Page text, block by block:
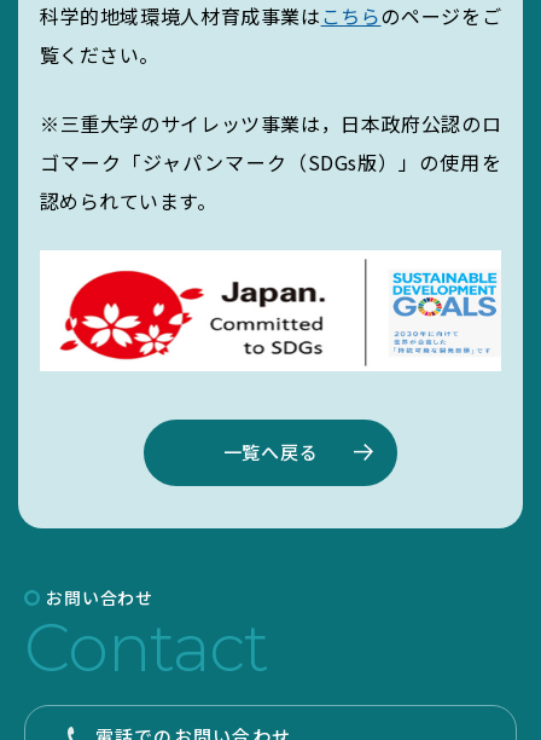
科学的地域環境人材育成事業は こちらのページをご
覧ください。
※三重大学のサイレッツ事業は，日本政府公認のロ
ゴマーク「ジャパンマーク（SDGs版）」の使用を
認められています。
一覧へ戻る
お問い合わせ
Contact